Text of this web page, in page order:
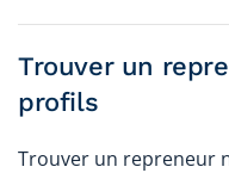
Trouver un
profils
Trouver un repreneur